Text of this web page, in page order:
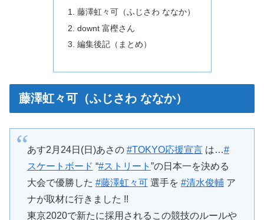
藤澤虹々可（ふじさわ ななか）
downt 富樫さん
編集後記（まとめ）
藤澤虹々可（ふじさわ ななか）
あす2月24日(日)あさの #TOKYO応援宣言は…#
スケートボード “#ストリート ”の日本一を決める
大会で優勝した #藤澤虹々可選手を #清水俊輔ア
ナが取材に行きました !!
東京2020で新たに採用されるこの競技のルールや